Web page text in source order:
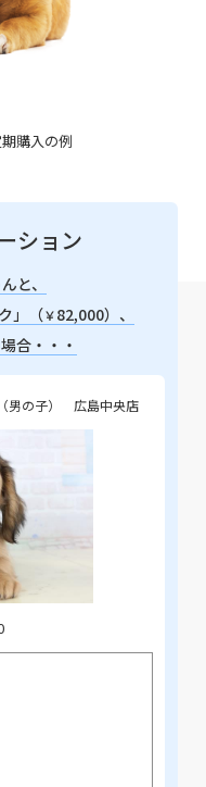
購入の例
ション
と、
」（￥82,000）、
合・・・
男の子） 広島中央店